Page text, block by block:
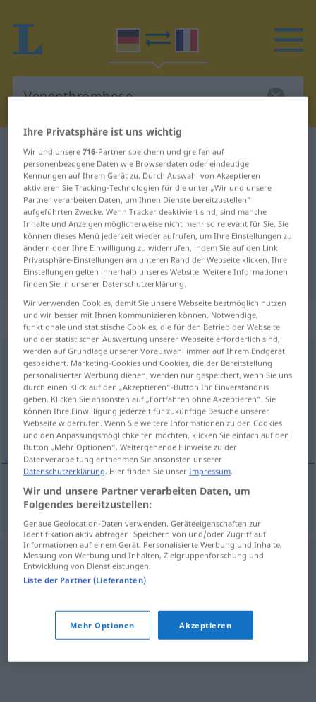
Deutsch-Französisch Wörterbuch
Venenthrombose
Deutsch-Französisch Übersetzung
für "Venenthrombose"
"Venenthrombose" Französisch
Übersetzung
„Venenthrombose“: Femininum
Venenthrombosef
Übersicht aller Übersetzungen
(Für mehr Details die Übersetzung anklicken/antippen)
thrombose veineuse
thrombosefveineuse Venenthrombose
Ihre Privatsphäre ist uns wichtig
Wir und unsere716-Partner speichern und greifen auf
personenbezogene Daten wie Browserdaten oder eindeutige
Kennungen auf Ihrem Gerät zu. Durch Auswahl von Akzeptieren
aktivieren Sie Tracking-Technologien für die unter „Wir und unsere
Partner verarbeiten Daten, um Ihnen Dienste bereitzustellen“
aufgeführten Zwecke. Wenn Tracker deaktiviert sind, sind manche
Inhalte und Anzeigen möglicherweise nicht mehr so relevant für Sie. Sie
können dieses Menü jederzeit wieder aufrufen, um Ihre Einstellungen zu
ändern oder Ihre Einwilligung zu widerrufen, indem Sie auf den Link
Privatsphäre-Einstellungen am unteren Rand der Webseite klicken. Ihre
Einstellungen gelten innerhalb unseres Website. Weitere Informationen
finden Sie in unserer Datenschutzerklärung.
Wir verwenden Cookies, damit Sie unsere Webseite bestmöglich nutzen
und wir besser mit Ihnen kommunizieren können. Notwendige,
funktionale und statistische Cookies, die für den Betrieb der Webseite
und der statistischen Auswertung unserer Webseite erforderlich sind,
werden auf Grundlage unserer Vorauswahl immer auf Ihrem Endgerät
gespeichert. Marketing-Cookies und Cookies, die der Bereitstellung
personalisierter Werbung dienen, werden nur gespeichert, wenn Sie uns
durch einen Klick auf den „Akzeptieren“-Button Ihr Einverständnis
geben. Klicken Sie ansonsten auf „Fortfahren ohne Akzeptieren“. Sie
können Ihre Einwilligung jederzeit für zukünftige Besuche unserer
Webseite widerrufen. Wenn Sie weitere Informationen zu den Cookies
und den Anpassungsmöglichkeiten möchten, klicken Sie einfach auf den
Button „Mehr Optionen“. Weitergehende Hinweise zu der
Datenverarbeitung entnehmen Sie ansonsten unserer
Datenschutzerklärung. Hier finden Sie unserImpressum.
Wir und unsere Partner verarbeiten Daten, um
Folgendes bereitzustellen:
Genaue Geolocation-Daten verwenden. Geräteeigenschaften zur
Identifikation aktiv abfragen. Speichern von und/oder Zugriff auf
Informationen auf einem Gerät. Personalisierte Werbung und Inhalte,
Messung von Werbung und Inhalten, Zielgruppenforschung und
Entwicklung von Dienstleistungen.
Liste der Partner (Lieferanten)
Mehr Optionen Akzeptieren